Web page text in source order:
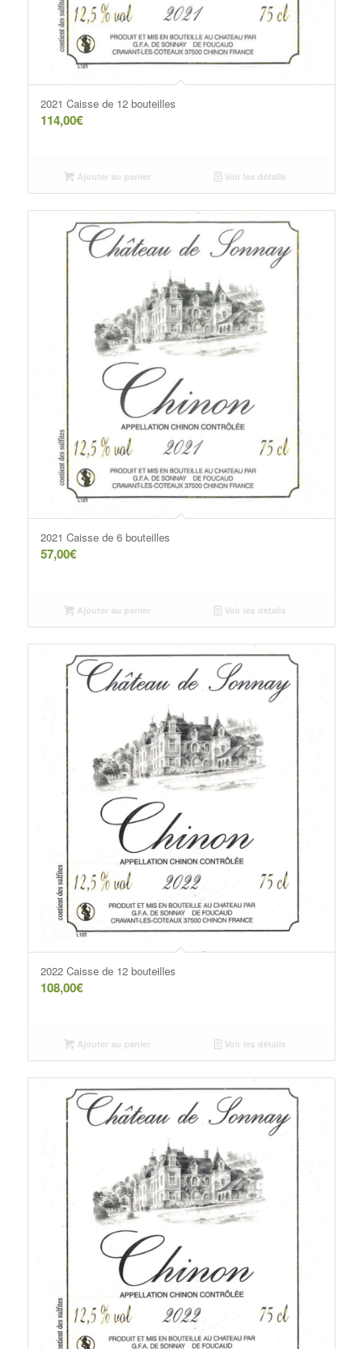
2021 Caisse de 12 bouteilles
114,00€
Ajouter au panier Voir les détails
2021 Caisse de 6 bouteilles
57,00€
Ajouter au panier Voir les détails
2022 Caisse de 12 bouteilles
108,00€
Ajouter au panier Voir les détails